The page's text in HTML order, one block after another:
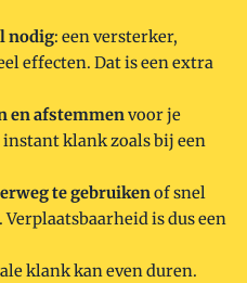
nodig: een versterker,
effecten. Dat is een extra
en afstemmenvoor je
instant klank zoals bij een
te gebruikenof snel
is dus een
klank kan even duren.